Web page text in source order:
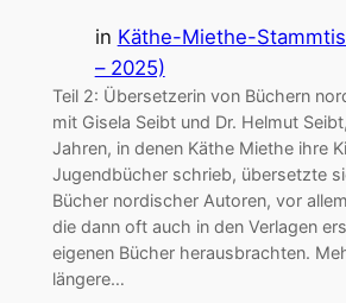
in Käthe-Miethe-
– 2025)
Teil 2: Übersetzerin von Büchern
mit Gisela Seibt und Dr. Helmut
Jahren, in denen Käthe Miethe ihre
Jugendbücher schrieb, übersetzte
Bücher nordischer Autoren, vor
die dann oft auch in den Verlagen
eigenen Bücher herausbrachten.
längere…